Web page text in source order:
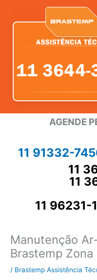
AGENDE
11 91332-
11
11
11 96231-
Manutenção
Brastemp
/ Brastemp Assistência